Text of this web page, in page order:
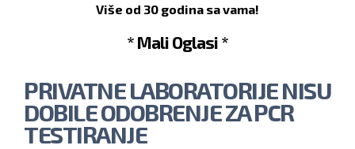
Više od 30 godina sa vama!
* Mali Oglasi *
PRIVATNE LABORATORIJE NISU
DOBILE ODOBRENJE ZA PCR
TESTIRANJE